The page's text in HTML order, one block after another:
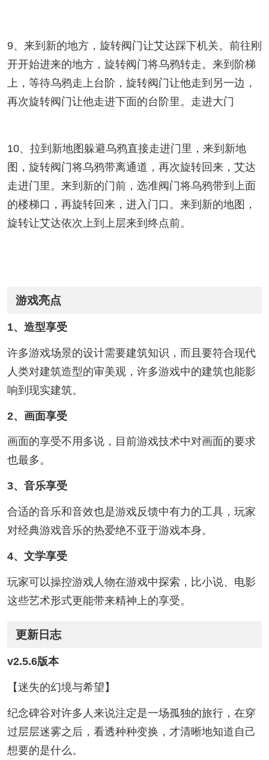
9、来到新的地方，旋转阀门让艾达踩下机关。前往刚
开开始进来的地方，旋转阀门将乌鸦转走。来到阶梯
上，等待乌鸦走上台阶，旋转阀门让他走到另一边，
再次旋转阀门让他走进下面的台阶里。走进大门
10、拉到新地图躲避乌鸦直接走进门里，来到新地
图，旋转阀门将乌鸦带离通道，再次旋转回来，艾达
走进门里。来到新的门前，选准阀门将乌鸦带到上面
的楼梯口，再旋转回来，进入门口。来到新的地图，
旋转让艾达依次上到上层来到终点前。
游戏亮点
1、造型享受
许多游戏场景的设计需要建筑知识，而且要符合现代
人类对建筑造型的审美观，许多游戏中的建筑也能影
响到现实建筑。
2、画面享受
画面的享受不用多说，目前游戏技术中对画面的要求
也最多。
3、音乐享受
合适的音乐和音效也是游戏反馈中有力的工具，玩家
对经典游戏音乐的热爱绝不亚于游戏本身。
4、文学享受
玩家可以操控游戏人物在游戏中探索，比小说、电影
这些艺术形式更能带来精神上的享受。
更新日志
v2.5.6版本
【迷失的幻境与希望】
纪念碑谷对许多人来说注定是一场孤独的旅行，在穿
过层层迷雾之后，看透种种变换，才清晰地知道自己
想要的是什么。